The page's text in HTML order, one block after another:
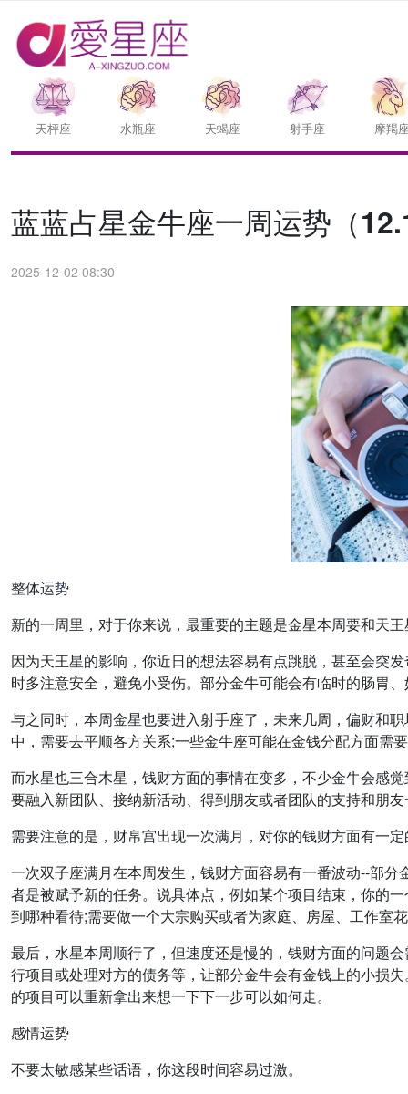
天枰座 水瓶座 天蝎座 射手座 摩羯
蓝蓝占星金牛座一周运势（
2025-12-02 08:30
整体运势
新的一周里，对于你来说，最重要的主题是金星本周要和天
因为天王星的影响，你近日的想法容易有点跳脱，甚至会突
时多注意安全，避免小受伤。部分金牛可能会有临时的肠胃
与之同时，本周金星也要进入射手座了，未来几周，偏财和
中，需要去平顺各方关系;一些金牛座可能在金钱分配方面需
而水星也三合木星，钱财方面的事情在变多，不少金牛会感
要融入新团队、接纳新活动、得到朋友或者团队的支持和朋
需要注意的是，财帛宫出现一次满月，对你的钱财方面有一
一次双子座满月在本周发生，钱财方面容易有一番波动--部
者是被赋予新的任务。说具体点，例如某个项目结束，你的
到哪种看待;需要做一个大宗购买或者为家庭、房屋、工作室
最后，水星本周顺行了，但速度还是慢的，钱财方面的问题
行项目或处理对方的债务等，让部分金牛会有金钱上的小损
的项目可以重新拿出来想一下下一步可以如何走。
感情运势
不要太敏感某些话语，你这段时间容易过激。